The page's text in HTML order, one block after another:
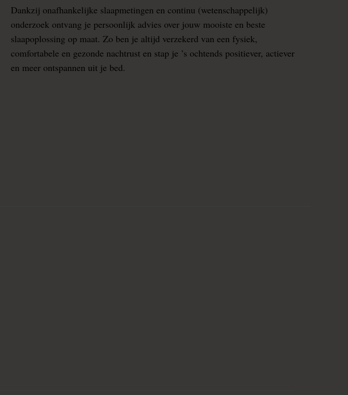
Dankzij onafhankelijke slaapmetingen en continu (wetenschappelijk)
onderzoek ontvang je persoonlijk advies over jouw mooiste en beste
slaapoplossing op maat. Zo ben je altijd verzekerd van een fysiek,
comfortabele en gezonde nachtrust en stap je ’s ochtends positiever, actiever
en meer ontspannen uit je bed.